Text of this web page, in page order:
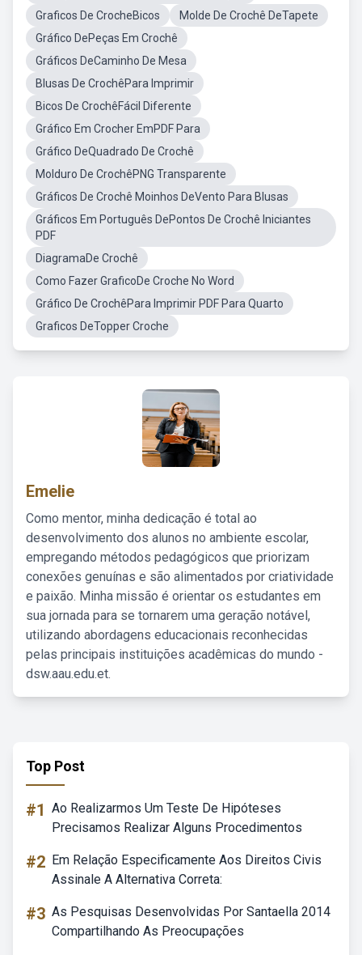
Graficos De CrocheBicos
Molde De Crochê DeTapete
Gráfico DePeças Em Crochê
Gráficos DeCaminho De Mesa
Blusas De CrochêPara Imprimir
Bicos De CrochêFácil Diferente
Gráfico Em Crocher EmPDF Para
Gráfico DeQuadrado De Crochê
Molduro De CrochêPNG Transparente
Gráficos De Crochê Moinhos DeVento Para Blusas
Gráficos Em Português DePontos De Crochê Iniciantes
PDF
DiagramaDe Crochê
Como Fazer GraficoDe Croche No Word
Gráfico De CrochêPara Imprimir PDF Para Quarto
Graficos DeTopper Croche
Emelie
Como mentor, minha dedicação é total ao
desenvolvimento dos alunos no ambiente escolar,
empregando métodos pedagógicos que priorizam
conexões genuínas e são alimentados por criatividade
e paixão. Minha missão é orientar os estudantes em
sua jornada para se tornarem uma geração notável,
utilizando abordagens educacionais reconhecidas
pelas principais instituições acadêmicas do mundo -
dsw.aau.edu.et.
Top Post
#1 Ao Realizarmos Um Teste De Hipóteses
Precisamos Realizar Alguns Procedimentos
#2 Em Relação Especificamente Aos Direitos Civis
Assinale A Alternativa Correta:
#3 As Pesquisas Desenvolvidas Por Santaella 2014
Compartilhando As Preocupações